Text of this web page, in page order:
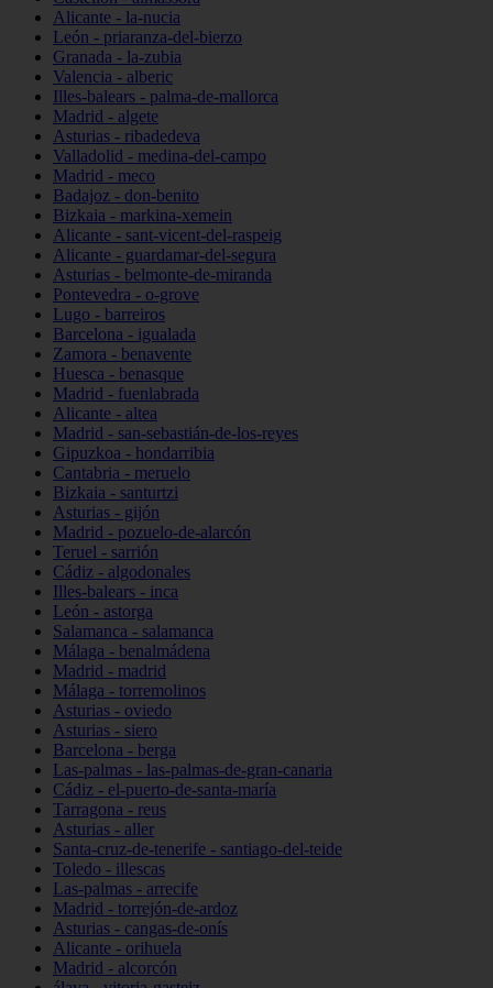
Alicante - la-nucia
León - priaranza-del-bierzo
Granada - la-zubia
Valencia - alberic
Illes-balears - palma-de-mallorca
Madrid - algete
Asturias - ribadedeva
Valladolid - medina-del-campo
Madrid - meco
Badajoz - don-benito
Bizkaia - markina-xemein
Alicante - sant-vicent-del-raspeig
Alicante - guardamar-del-segura
Asturias - belmonte-de-miranda
Pontevedra - o-grove
Lugo - barreiros
Barcelona - igualada
Zamora - benavente
Huesca - benasque
Madrid - fuenlabrada
Alicante - altea
Madrid - san-sebastián-de-los-reyes
Gipuzkoa - hondarribia
Cantabria - meruelo
Bizkaia - santurtzi
Asturias - gijón
Madrid - pozuelo-de-alarcón
Teruel - sarrión
Cádiz - algodonales
Illes-balears - inca
León - astorga
Salamanca - salamanca
Málaga - benalmádena
Madrid - madrid
Málaga - torremolinos
Asturias - oviedo
Asturias - siero
Barcelona - berga
Las-palmas - las-palmas-de-gran-canaria
Cádiz - el-puerto-de-santa-maría
Tarragona - reus
Asturias - aller
Santa-cruz-de-tenerife - santiago-del-teide
Toledo - illescas
Las-palmas - arrecife
Madrid - torrejón-de-ardoz
Asturias - cangas-de-onís
Alicante - orihuela
Madrid - alcorcón